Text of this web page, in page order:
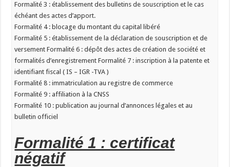
Formalité 3 : établissement des bulletins de souscription et le cas
échéant des actes d’apport.
Formalité 4 : blocage du montant du capital libéré
Formalité 5 : établissement de la déclaration de souscription et de
versement Formalité 6 : dépôt des actes de création de société et
formalités d’enregistrement Formalité 7 : inscription à la patente et
identifiant fiscal ( IS – IGR -TVA )
Formalité 8 : immatriculation au registre de commerce
Formalité 9 : affiliation à la CNSS
Formalité 10 : publication au journal d’annonces légales et au
bulletin officiel
Formalité 1 : certificat
négatif